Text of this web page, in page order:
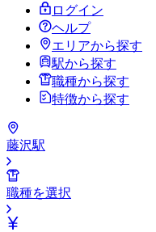
ログイン
ヘルプ
エリアから探す
駅から探す
職種から探す
特徴から探す
藤沢駅
職種を選択